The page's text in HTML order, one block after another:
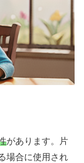
があります。片
場合に使用され